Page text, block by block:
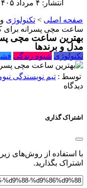
انتشار: ۴ مرداد ۱۴۰۵
صفحه اصلی > تکنولوژی و
ساعت مچی پسرانه برای
بهترین ساعت مچی
مدل و برندها
تکنولوژی شیوه زندگی
توسط : تیم نویسندگی
دیدگاه
اشتراک گذاری
با استفاده از روش‌های
اشتراک بگذارید.